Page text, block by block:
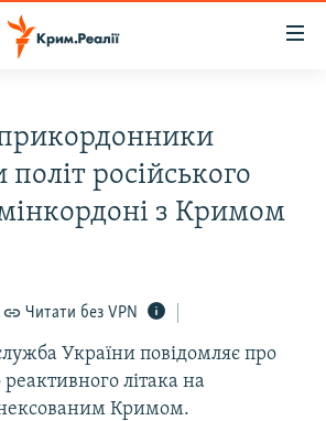
прикордонники
політ російського
з Кримом
Читати без VPN
України повідомляє про
реактивного літака на
Кримом.